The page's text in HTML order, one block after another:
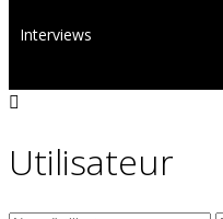
Interviews
Utilisateur